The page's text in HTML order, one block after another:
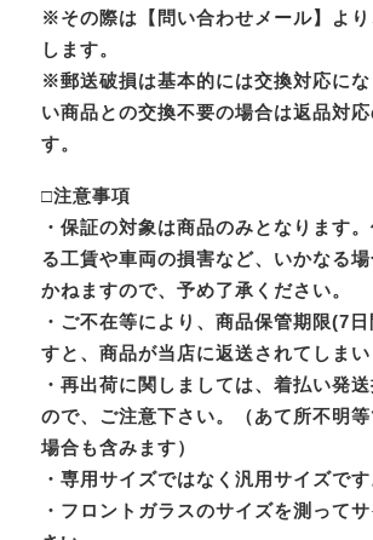
※その際は【問い合わせメール】よ
します。
※郵送破損は基本的には交換対応に
い商品との交換不要の場合は返品対
す。
□注意事項
・保証の対象は商品のみとなります
る工賃や車両の損害など、いかなる
かねますので、予め了承ください。
・ご不在等により、商品保管期限(7
すと、商品が当店に返送されてしまい
・再出荷に関しましては、着払い発
ので、ご注意下さい。（あて所不明
場合も含みます）
・専用サイズではなく汎用サイズです
・フロントガラスのサイズを測って